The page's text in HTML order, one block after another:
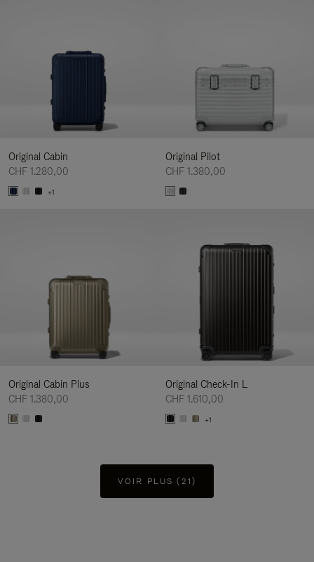
Original Cabin
CHF 1.280,00
+1
Original Pilot
CHF 1.380,00
Original Cabin Plus
CHF 1.380,00
Original Check-In L
CHF 1.610,00
+1
VOIR PLUS (21)